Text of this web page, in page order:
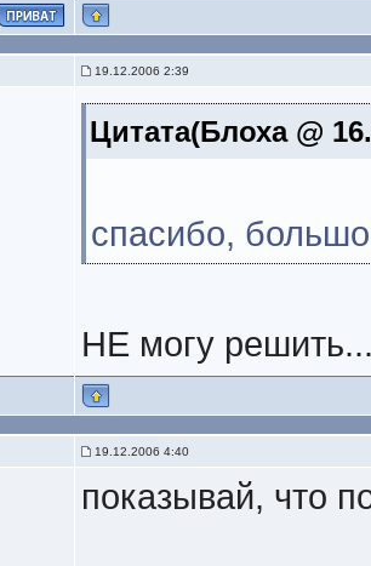
19.12.2006 2:39
Цитата(Блоха @
спасибо,
НЕ могу
19.12.2006 4:40
показывай, что